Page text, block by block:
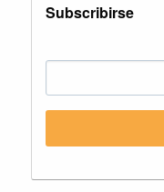
Subscribirse